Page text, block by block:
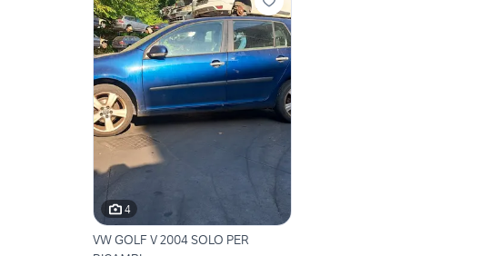
4
VW GOLF V 2004 SOLO PER